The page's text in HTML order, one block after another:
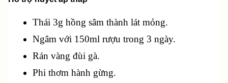
Thái 3g hồng sâm thành lát mỏng.
Ngâm với 150ml rượu trong 3 ngày.
Rán vàng đùi gà.
Phi thơm hành gừng.